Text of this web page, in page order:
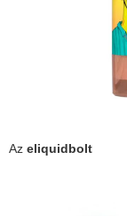
Az eliquidbolt